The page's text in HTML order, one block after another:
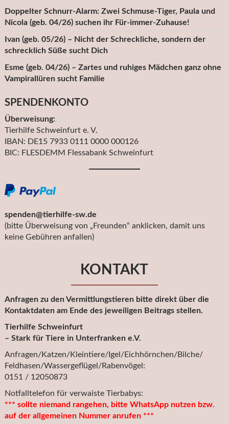
Doppelter Schnurr-Alarm: Zwei Schmuse-Tiger, Paula und
Nicola (geb. 04/26) suchen ihr Für-immer-Zuhause!
Ivan (geb. 05/26) – Nicht der Schreckliche, sondern der
schrecklich Süße sucht Dich
Esme (geb. 04/26) – Zartes und ruhiges Mädchen ganz ohne
Vampirallüren sucht Familie
SPENDENKONTO
Überweisung:
Tierhilfe Schweinfurt e. V.
IBAN: DE15 7933 0111 0000 000126
BIC: FLESDEMM Flessabank Schweinfurt
spenden@tierhilfe-sw.de
(bitte Überweisung von „Freunden“ anklicken, damit uns
keine Gebühren anfallen)
KONTAKT
Anfragen zu den Vermittlungstieren bitte direkt über die
Kontaktdaten am Ende des jeweiligen Beitrags stellen.
Tierhilfe Schweinfurt
– Stark für Tiere in Unterfranken e.V.
Anfragen/Katzen/Kleintiere/Igel/Eichhörnchen/Bilche/
Feldhasen/Wassergeflügel/Rabenvögel:
0151 / 12050873
Notfalltelefon für verwaiste Tierbabys:
*** sollte niemand rangehen, bitte WhatsApp nutzen bzw.
auf der allgemeinen Nummer anrufen ***